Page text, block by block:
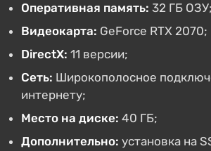
Оперативная память: 32 ГБ ОЗУ;
Видеокарта: GeForce RTX 2070;
DirectX: 11 версии;
Сеть: Широкополосное
интернету;
Место на диске: 40 ГБ;
Дополнительно: установка на